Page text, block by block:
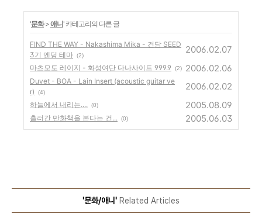
'문화>애니' 카테고리의 다른 글
FIND THE WAY - Nakashima Mika - 건담 SEED
3기 엔딩 테마 (2)
2006.02.07
마츠모토 레이지 - 화성여단 다나사이트 999.9 (2) 2006.02.06
Duvet - BOA - Lain Insert (acoustic guitar ve
r)
(4)
2006.02.02
하늘에서 내리는.... (0) 2005.08.09
흘러간 만화책을 본다는 건... (0) 2005.06.03
'문화/애니' Related Articles